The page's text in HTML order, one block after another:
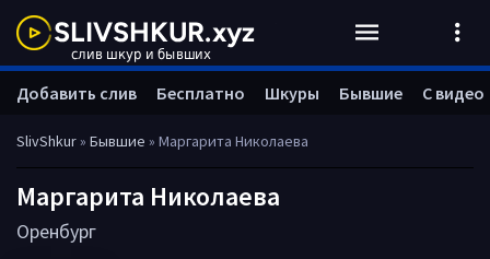
SlivShkur» Бывшие » Маргарита Николаева
Маргарита Николаева
Оренбург
Добавить слив Бесплатно Шкуры Бывшие С видео